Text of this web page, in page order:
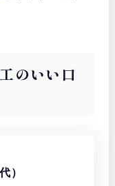
のいい口
）